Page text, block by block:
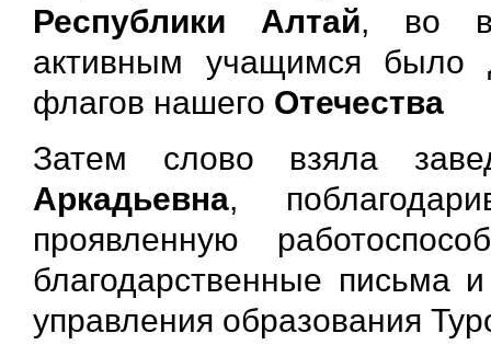
Республики Алтай, во
активным учащимся было
флагов нашего Отечества
Затем слово взяла
Аркадьевна,
проявленную
благодарственные письма
управления образования